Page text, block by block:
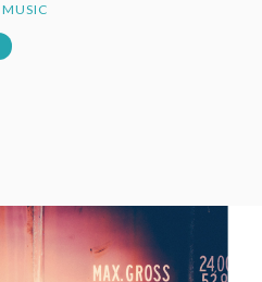
MUSIC